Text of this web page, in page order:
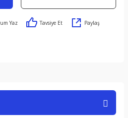
Yaz Tavsiye Et Paylaş